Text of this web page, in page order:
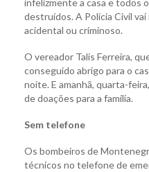
infelizmente a casa e todos
destruídos. A Polícia Civil
acidental ou criminoso.
O vereador Talis Ferreira,
conseguido abrigo para o
noite. E amanhã, quarta-
de doações para a família.
Sem telefone
Os bombeiros de
técnicos no telefone de